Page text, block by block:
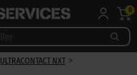
0
ULTRACONTACT NXT >